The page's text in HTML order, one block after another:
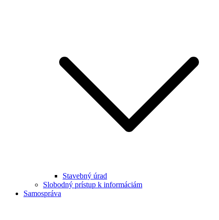
Stavebný úrad
Slobodný prístup k informáciám
Samospráva